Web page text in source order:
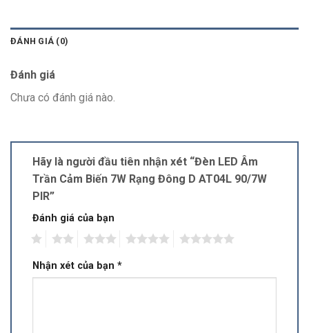
ĐÁNH GIÁ (0)
Đánh giá
Chưa có đánh giá nào.
Hãy là người đầu tiên nhận xét “Đèn LED Âm
Trần Cảm Biến 7W Rạng Đông D AT04L 90/7W
PIR”
Đánh giá của bạn
Nhận xét của bạn *